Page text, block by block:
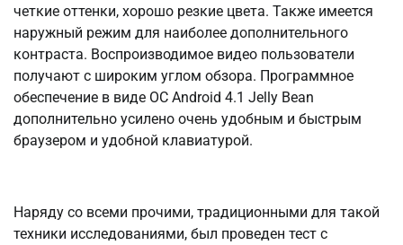
четкие оттенки, хорошо резкие цвета. Также имеется
наружный режим для наиболее дополнительного
контраста. Воспроизводимое видео пользователи
получают с широким углом обзора. Программное
обеспечение в виде ОС Аndrоid 4.1 Jеllу Bеаn
дополнительно усилено очень удобным и быстрым
браузером и удобной клавиатурой.
Наряду со всеми прочими, традиционными для такой
техники исследованиями, был проведен тест с